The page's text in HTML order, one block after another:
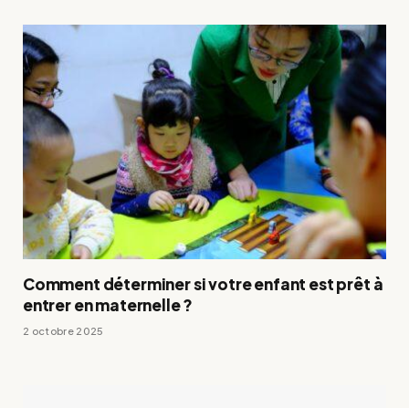
Comment déterminer si votre enfant est prêt à
entrer en maternelle ?
2 octobre 2025